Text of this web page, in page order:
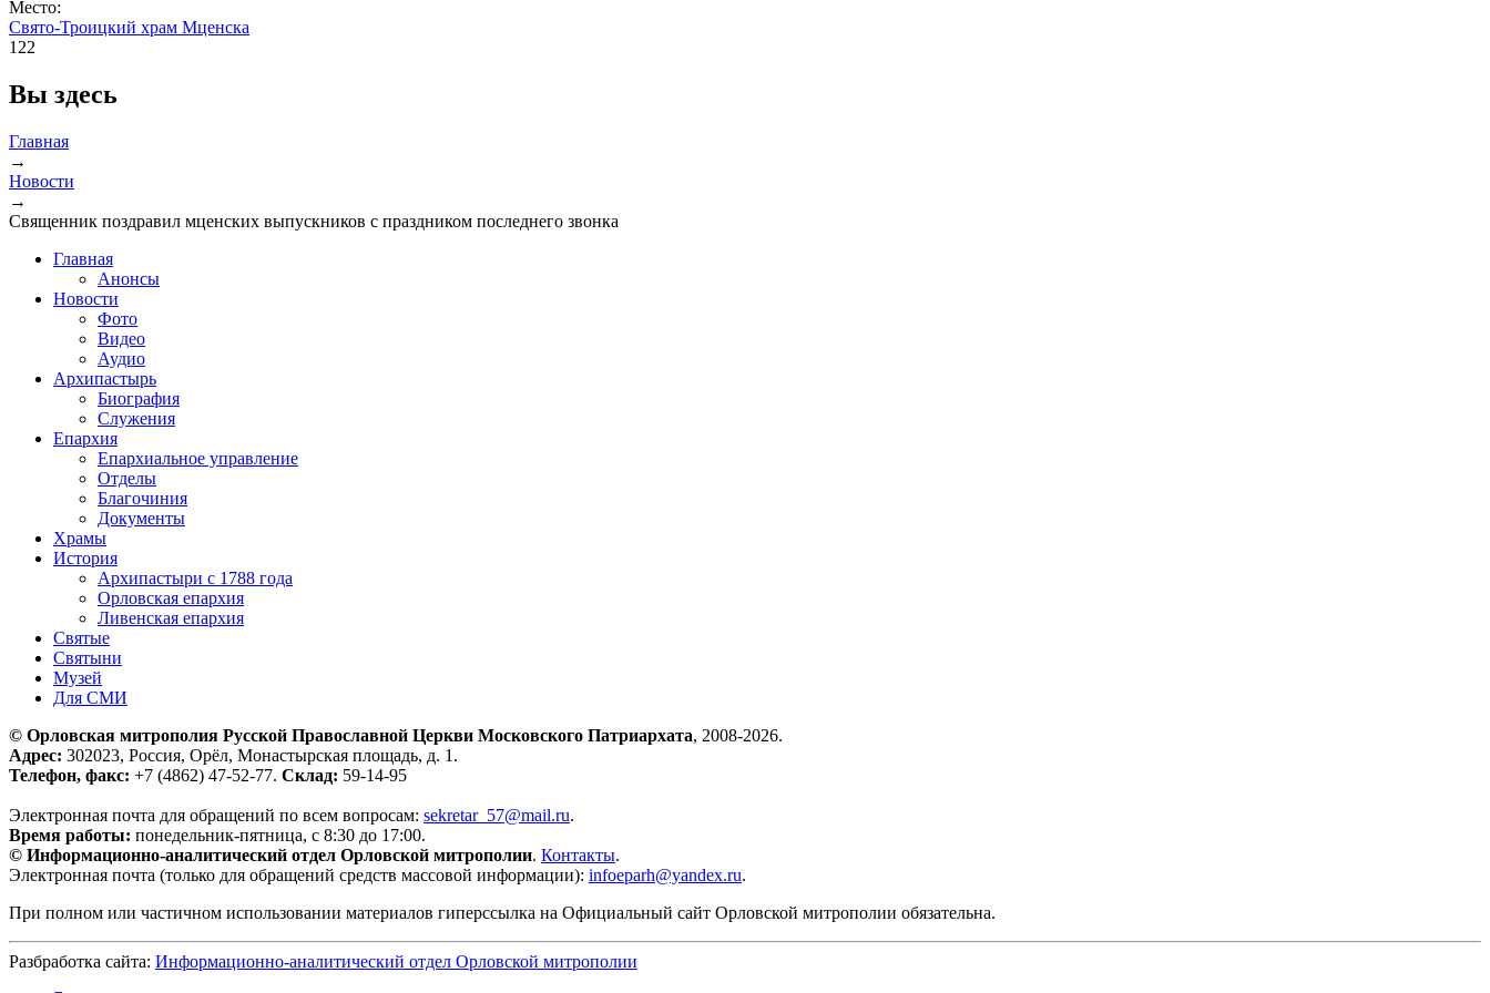
Место:
Свято-Троицкий храм Мценска
122
Вы здесь
Главная
→
Новости
→
Священник поздравил мценских выпускников с праздником последнего звонка
Главная
Анонсы
Новости
Фото
Видео
Аудио
Архипастырь
Биография
Служения
Епархия
Епархиальное управление
Отделы
Благочиния
Документы
Храмы
История
Архипастыри с 1788 года
Орловская епархия
Ливенская епархия
Святые
Святыни
Музей
Для СМИ
© Орловская митрополия Русской Православной Церкви Московского Патриархата, 2008-2026.
Адрес: 302023, Россия, Орёл, Монастырская площадь, д. 1.
Телефон, факс: +7 (4862) 47-52-77. Склад: 59-14-95
Электронная почта для обращений по всем вопросам: sekretar_57@mail.ru.
Время работы: понедельник-пятница, с 8:30 до 17:00.
© Информационно-аналитический отдел Орловской митрополии. Контакты.
Электронная почта (только для обращений средств массовой информации): infoeparh@yandex.ru.
При полном или частичном использовании материалов гиперссылка на Официальный сайт Орловской митрополии обязательна.
Разбработка сайта: Информационно-аналитический отдел Орловской митрополии